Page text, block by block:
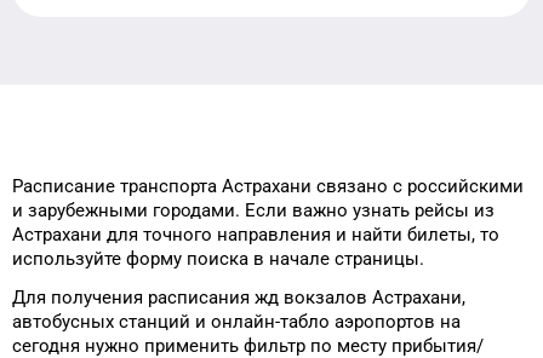
Расписание транспорта Астрахани связано с российскими
и зарубежными городами. Если важно узнать рейсы из
Астрахани для точного направления и найти билеты, то
используйте форму поиска в начале страницы.
Для получения расписания жд вокзалов Астрахани,
автобусных станций и онлайн-табло аэропортов на
сегодня нужно применить фильтр по месту прибытия/